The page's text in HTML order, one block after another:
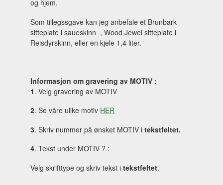
og hjem.
Som tillegssgave kan jeg anbefale et Brunbark
sitteplate i saueskinn , Wood Jewel sitteplate i
Reisdyrskinn, eller en kjele 1,4 liter.
Informasjon om gravering av MOTIV :
1. Velg gravering av MOTIV
2. Se våre ulike motiv HER
3. Skriv nummer på ønsket MOTIV itekstfeltet.
4. Tekst under MOTIV ? :
Velg skrifttype og skriv tekst itekstfeltet.